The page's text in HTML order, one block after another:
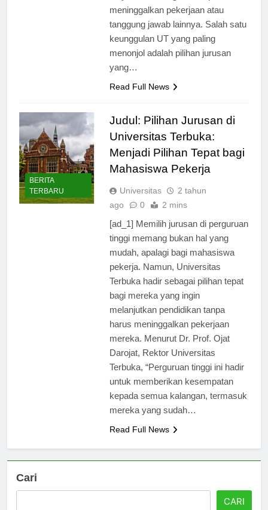
sarjana atau magister tanpa harus
meninggalkan pekerjaan atau
tanggung jawab lainnya. Salah satu
keunggulan UT yang paling
menonjol adalah pilihan jurusan
BERITA
TERBARU
Judul: Pilihan Jurusan di
Universitas Terbuka:
Menjadi Pilihan Tepat bagi
Mahasiswa Pekerja
Universitas
2 tahun
[ad_1] Memilih jurusan di perguruan
tinggi memang bukan hal yang
mudah, apalagi bagi mahasiswa
pekerja. Namun, Universitas
Terbuka hadir sebagai pilihan tepat
bagi mereka yang ingin
melanjutkan pendidikan tanpa
harus meninggalkan pekerjaan
mereka. Menurut Dr. Prof. Ojat
Darojat, Rektor Universitas
Terbuka, “Perguruan tinggi ini hadir
untuk memberikan kesempatan
kepada semua kalangan, termasuk
Cari